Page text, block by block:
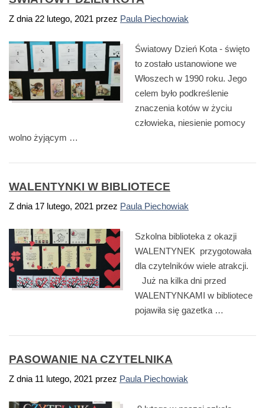
Z dnia 22 lutego, 2021 przez Paula Piechowiak
Światowy Dzień Kota - święto
to zostało ustanowione we
Włoszech w 1990 roku. Jego
celem było podkreślenie
znaczenia kotów w życiu
człowieka, niesienie pomocy
wolno żyjącym …
WALENTYNKI W BIBLIOTECE
Z dnia 17 lutego, 2021 przez Paula Piechowiak
Szkolna biblioteka z okazji
WALENTYNEK przygotowała
dla czytelników wiele atrakcji.
Już na kilka dni przed
WALENTYNKAMI w bibliotece
pojawiła się gazetka …
PASOWANIE NA CZYTELNIKA
Z dnia 11 lutego, 2021 przez Paula Piechowiak